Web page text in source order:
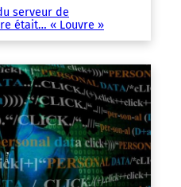
serveur de
était… « Louvre »